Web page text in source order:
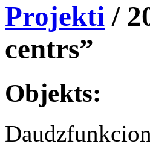
Projekti /
centrs”
Objekts: